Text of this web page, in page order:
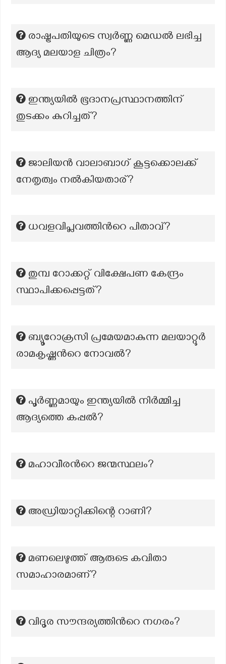
രാഷ്ട്രപതിയുടെ സ്വര്‍ണ്ണ മെഡല്‍ ലഭിച്ച
ആദ്യ മലയാള ചിത്രം?
ഇന്ത്യയിൽ ഭൂദാനപ്രസ്ഥാനത്തിന്
തുടക്കം കുറിച്ചത്?
ജാലിയൻ വാലാബാഗ് കൂട്ടക്കൊലക്ക്
നേതൃത്വം നൽകിയതാര്?
ധവളവിപ്ലവത്തിന്‍റെ പിതാവ്?
തുമ്പ റോക്കറ്റ് വിക്ഷേപണ കേന്ദ്രം
സ്ഥാപിക്കപ്പെട്ടത്?
ബ്യൂറോക്രസി പ്രമേയമാകുന്ന മലയാറ്റൂര്‍
രാമകൃഷ്ണന്‍റെ നോവല്‍?
പൂർണ്ണമായും ഇന്ത്യയിൽ നിർമ്മിച്ച
ആദ്യത്തെ കപ്പൽ?
മഹാവീരന്‍റെ ജന്മസ്ഥലം?
അഡ്രിയാറ്റിക്കിന്റെ റാണി?
മണലെഴുത്ത് ആരുടെ കവിതാ
സമാഹാരമാണ്?
വിദൂര സൗന്ദര്യത്തിൻറെ നഗരം?